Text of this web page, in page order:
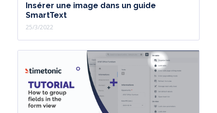
Insérer une image dans un guide
SmartText
25/3/2022